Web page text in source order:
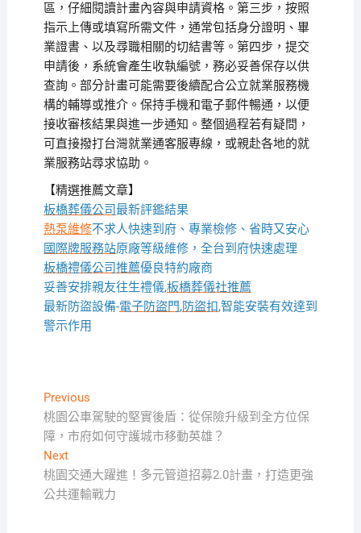
區，仔細閱讀計畫內容與申請資格。第三步，按照
指示上傳或填寫所需文件，通常包括身分證明、畢
業證書、以及尋職相關的切結書等。第四步，提交
申請後，系統會產生收執編號，務必妥善保存以供
查詢。部分計畫可能需要後續配合公立就業服務機
構的輔導或推介。保持手機和電子郵件暢通，以便
接收審核結果與進一步通知。整個過程若有疑問，
可直接撥打台灣就業通客服專線，或親赴各地的就
業服務站尋求協助。
【精選推薦文章】
板橋葬儀公司最新評鑑結果
熱泵維修不求人快速到府、專業檢修、省時又安心
國際牌服務站原廠等級維修，全台到府快速處理
板橋禮儀公司推薦優良特約廠商
妥善安排親友往生禮儀,板橋葬儀社推薦
最新防盜設備-電子防盜門,防盜扣,智能安裝有效達到
警示作用
文
章
導
覽
PreviousPrevious
post:
桃園公車駕駛的堅實後盾：從保險升級到全方位保
障，市府如何守護城市移動英雄？
NextNext
post:
桃園交通大躍進！多元管道招募2.0計畫，打造更強
公共運輸戰力